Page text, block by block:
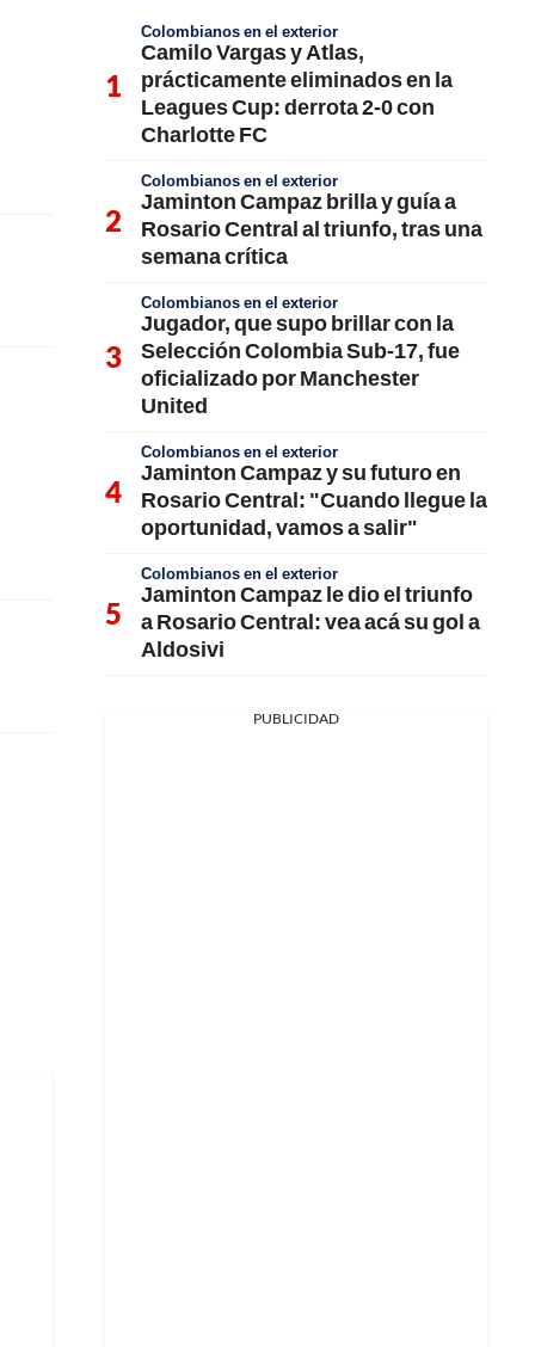
Colombianos en el exterior
Camilo Vargas y Atlas,
prácticamente eliminados en la
Leagues Cup: derrota 2-0 con
Charlotte FC
Colombianos en el exterior
Jaminton Campaz brilla y guía a
Rosario Central al triunfo, tras una
semana crítica
Colombianos en el exterior
Jugador, que supo brillar con la
Selección Colombia Sub-17, fue
oficializado por Manchester
United
Colombianos en el exterior
Jaminton Campaz y su futuro en
Rosario Central: "Cuando llegue la
oportunidad, vamos a salir"
Colombianos en el exterior
Jaminton Campaz le dio el triunfo
a Rosario Central: vea acá su gol a
Aldosivi
PUBLICIDAD